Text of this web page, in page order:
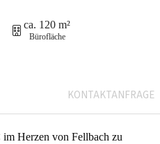
ca. 120 m²
Bürofläche
KONTAKTANFRAGE
Herzen von Fellbach zu